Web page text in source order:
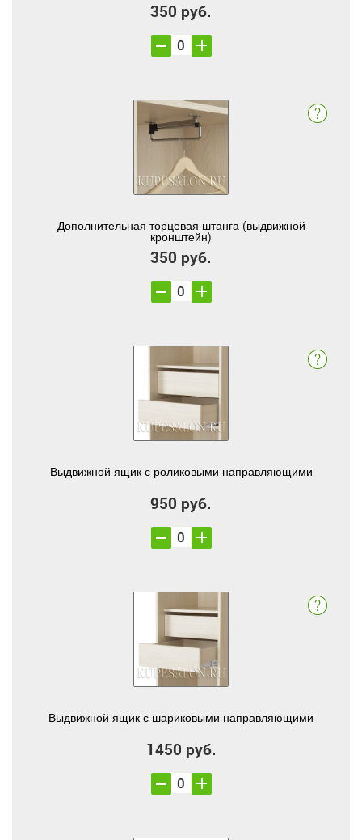
350 руб.
Дополнительная торцевая штанга (выдвижной
кронштейн)
350 руб.
Выдвижной ящик с роликовыми направляющими
950 руб.
Выдвижной ящик с шариковыми направляющими
1450 руб.